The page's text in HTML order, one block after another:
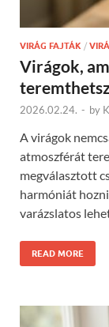
VIRÁG FAJTÁK /
Virágok,
2026.02.24. - by
A virágok
atmoszférát
megválasztott
harmóniát
varázslatos
READ MORE